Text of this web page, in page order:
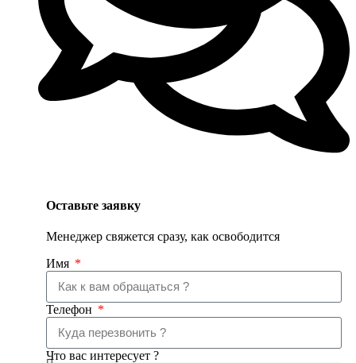
Оставьте заявку
Менеджер свяжется сразу, как освободится
Имя
Телефон
Что вас интересует ?